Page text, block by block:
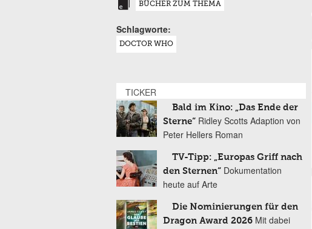
BÜCHER ZUM THEMA
Schlagworte:
DOCTOR WHO
TICKER
Bald im Kino: „Das Ende der
Sterne“ Ridley Scotts Adaption von
Peter Hellers Roman
TV-Tipp: „Europas Griff nach
den Sternen“ Dokumentation
heute auf Arte
Die Nominierungen für den
Dragon Award 2026 Mit dabei